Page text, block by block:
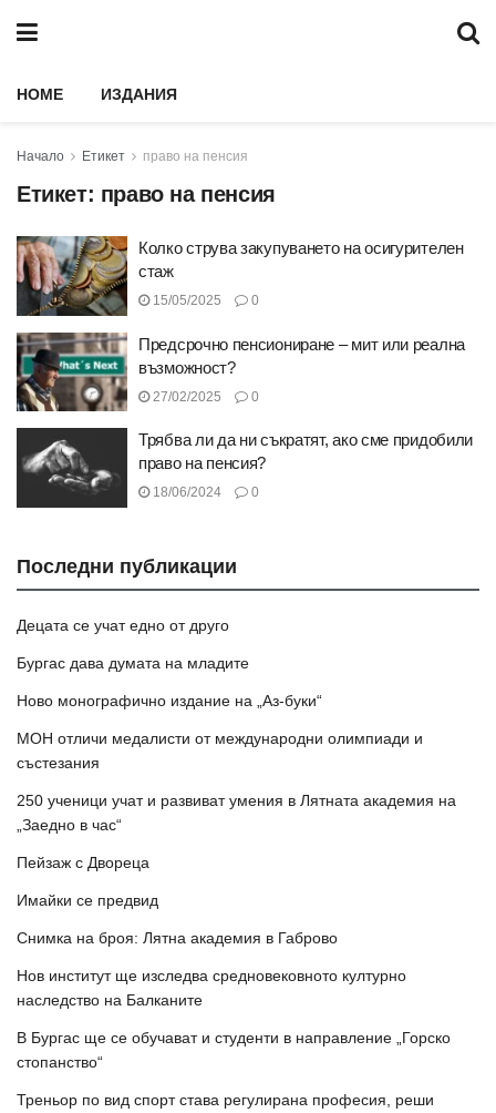
HOME ИЗДАНИЯ
Начало Етикет право на пенсия
Етикет: право на пенсия
Колко струва закупуването на осигурителен
стаж
15/05/2025 0
Предсрочно пенсиониране – мит или реална
възможност?
27/02/2025 0
Трябва ли да ни съкратят, ако сме придобили
право на пенсия?
18/06/2024 0
Последни публикации
Децата се учат едно от друго
Бургас дава думата на младите
Ново монографично издание на „Аз-буки“
МОН отличи медалисти от международни олимпиади и
състезания
250 ученици учат и развиват умения в Лятната академия на
„Заедно в час“
Пейзаж с Двореца
Имайки се предвид
Снимка на броя: Лятна академия в Габрово
Нов институт ще изследва средновековното културно
наследство на Балканите
В Бургас ще се обучават и студенти в направление „Горско
стопанство“
Треньор по вид спорт става регулирана професия, реши